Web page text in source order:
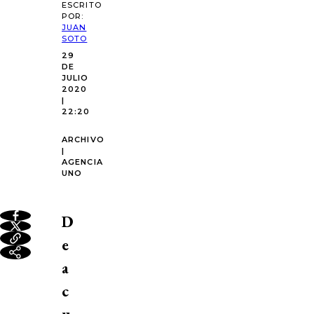
ESCRITO
POR:
JUAN
SOTO
29
DE
JULIO
2020
|
22:20
ARCHIVO
|
AGENCIA
UNO
D
e
a
c